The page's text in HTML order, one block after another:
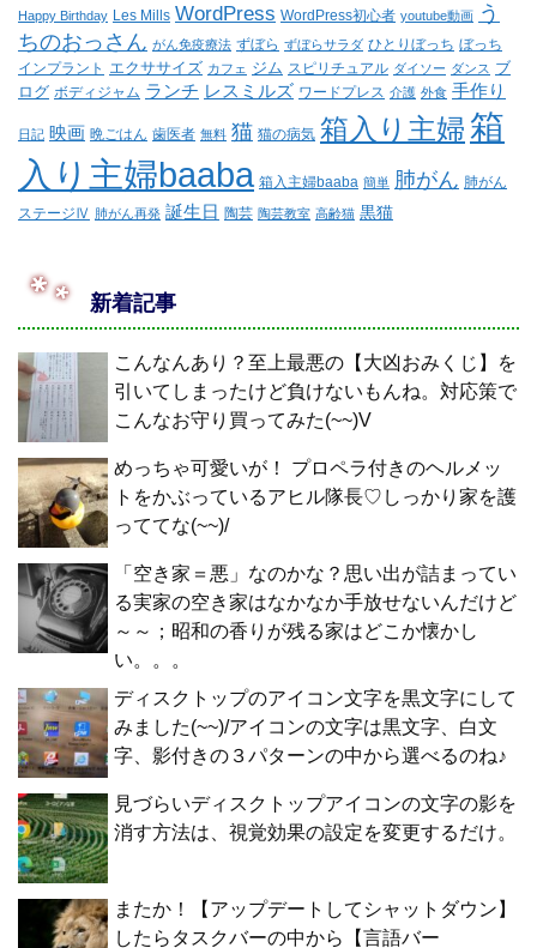
Happy Birthday Les Mills WordPress WordPress初心者 youtube動画 う
ちのおっさん がん免疫療法 ずぼら ずぼらサラダ ひとりぼっち ぼっち
インプラント エクササイズ カフェ ジム スピリチュアル ダイソー ダンス ブ
ログ ボディジャム ランチ レスミルズ ワードプレス 介護 外食 手作り
日記 映画 晩ごはん 歯医者 無料 猫 猫の病気 箱入り主婦箱
入り主婦baaba 箱入主婦baaba 簡単 肺がん 肺がん
ステージⅣ 肺がん再発 誕生日 陶芸 陶芸教室 高齢猫 黒猫
新着記事
こんなんあり？至上最悪の【大凶おみくじ】を
引いてしまったけど負けないもんね。対応策で
こんなお守り買ってみた(~~)V
めっちゃ可愛いが！ プロペラ付きのヘルメッ
トをかぶっているアヒル隊長♡しっかり家を護
っててな(~~)/
「空き家＝悪」なのかな？思い出が詰まってい
る実家の空き家はなかなか手放せないんだけど
～～；昭和の香りが残る家はどこか懐かし
い。。。
ディスクトップのアイコン文字を黒文字にして
みました(~~)/アイコンの文字は黒文字、白文
字、影付きの３パターンの中から選べるのね♪
見づらいディスクトップアイコンの文字の影を
消す方法は、視覚効果の設定を変更するだけ。
またか！【アップデートしてシャットダウン】
したらタスクバーの中から【言語バー